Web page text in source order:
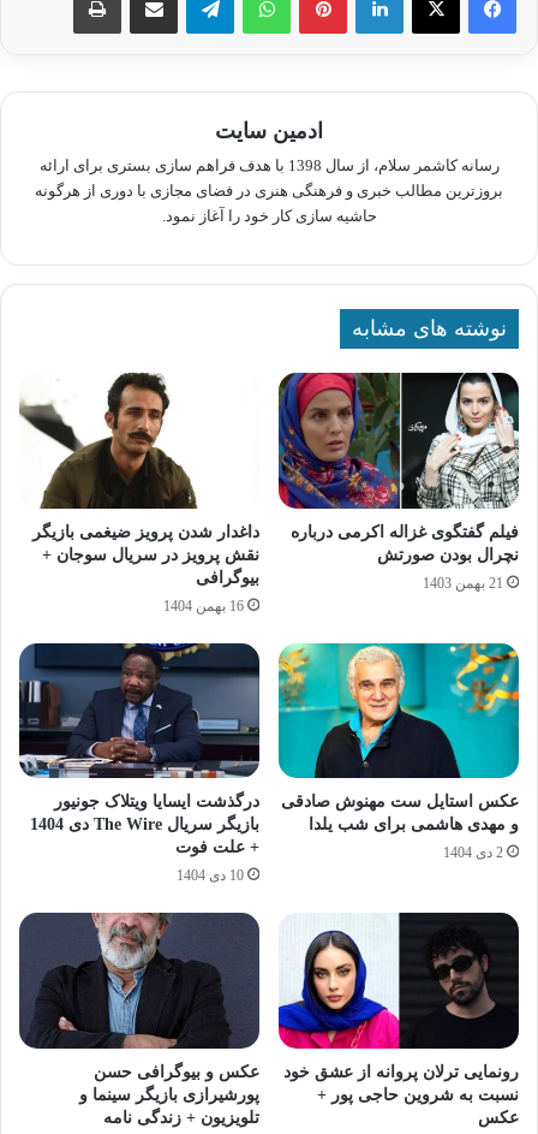
ادمین سایت
رسانه کاشمر سلام، از سال 1398 با هدف فراهم سازی بستری برای ارائه
بروزترین مطالب خبری و فرهنگی هنری در فضای مجازی با دوری از هرگونه
حاشیه سازی کار خود را آغاز نمود.
نوشته های مشابه
فیلم گفتگوی غزاله اکرمی درباره
نچرال بودن صورتش
21 بهمن 1403
داغدار شدن پرویز ضیغمی بازیگر
نقش پرویز در سریال سوجان +
بیوگرافی
16 بهمن 1404
عکس استایل ست مهنوش صادقی
و مهدی هاشمی برای شب یلدا
2 دی 1404
درگذشت ایسایا ویتلاک جونیور
بازیگر سریال The Wire دی 1404
+ علت فوت
10 دی 1404
رونمایی ترلان پروانه از عشق خود
نسبت به شروین حاجی پور +
عکس
عکس و بیوگرافی حسن
پورشیرازی بازیگر سینما و
تلویزیون + زندگی نامه